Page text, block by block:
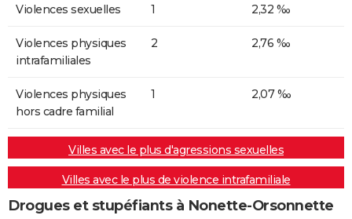
Violences sexuelles 1 2,32 ‰
Violences physiques
intrafamiliales
2 2,76 ‰
Violences physiques
hors cadre familial
1 2,07 ‰
Villes avec le plus d'agressions sexuelles
Villes avec le plus de violence intrafamiliale
Drogues et stupéfiants à Nonette-Orsonnette